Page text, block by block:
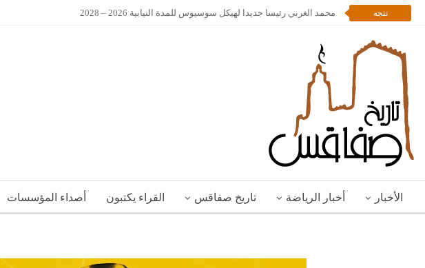
تتجه محمد الغربي رئيسا جديدا لهيكل سوسيوس للمدة النيابية 2026 – 2028
الأخبار أخبار الرياضة تاريخ صفاقس القراء يكتبون أصداء المؤسسات